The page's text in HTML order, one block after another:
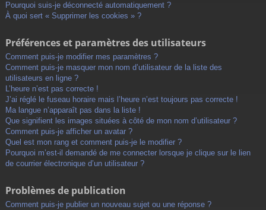
Pourquoi suis-je déconnecté automatiquement ?
À quoi sert « Supprimer les cookies » ?
Préférences et paramètres des utilisateurs
Comment puis-je modifier mes paramètres ?
Comment puis-je masquer mon nom d’utilisateur de la liste des
utilisateurs en ligne ?
L’heure n’est pas correcte !
J’ai réglé le fuseau horaire mais l’heure n’est toujours pas correcte !
Ma langue n’apparaît pas dans la liste !
Que signifient les images situées à côté de mon nom d’utilisateur ?
Comment puis-je afficher un avatar ?
Quel est mon rang et comment puis-je le modifier ?
Pourquoi m’est-il demandé de me connecter lorsque je clique sur le lien
de courrier électronique d’un utilisateur ?
Problèmes de publication
Comment puis-je publier un nouveau sujet ou une réponse ?